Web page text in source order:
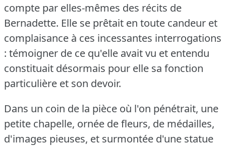
compte par elles-mêmes des récits de
Bernadette. Elle se prêtait en toute candeur et
complaisance à ces incessantes interrogations
: témoigner de ce qu'elle avait vu et entendu
constituait désormais pour elle sa fonction
particulière et son devoir.
Dans un coin de la pièce où l'on pénétrait, une
petite chapelle, ornée de fleurs, de médailles,
d'images pieuses, et surmontée d'une statue